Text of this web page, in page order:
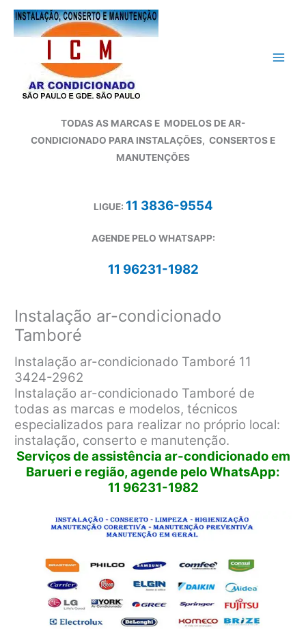
para
TODAS AS MARCAS E MODELOS DE AR-
CONDICIONADO PARA INSTALAÇÕES, CONSERTOS E
MANUTENÇÕES
LIGUE: 11 3836-9554
AGENDE PELO WHATSAPP:
11 96231-1982
Instalação ar-condicionado
Tamboré
Instalação ar-condicionado Tamboré 11
3424-2962
Instalação ar-condicionado Tamboré de
todas as marcas e modelos, técnicos
especializados para realizar no próprio local:
instalação, conserto e manutenção.
Serviços de assistência ar-condicionado em
Barueri e região, agende pelo WhatsApp:
11 96231-1982